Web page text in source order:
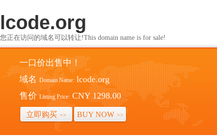
lcode.org
您正在访问的域名可以转让!This domain name is for sale!
一口价出售中！
域名 Domain Name: lcode.org
售价 Listing Price: CNY 1298.00
立即购买 >> BUY NOW >>